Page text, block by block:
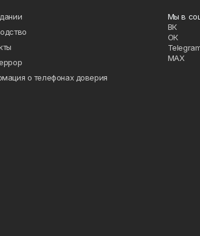
о телефонах доверия
Мы в
ВК
ОК
MAX